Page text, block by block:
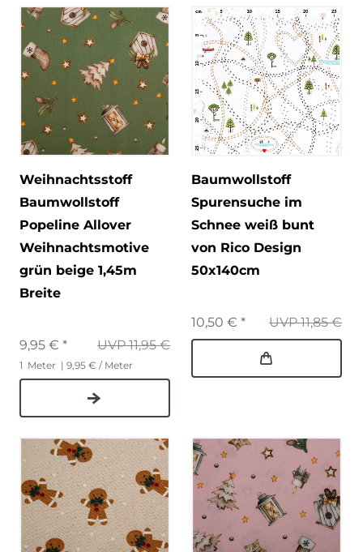
Weihnachtsstoff
Baumwollstoff
Popeline Allover
Weihnachtsmotive
grün beige 1,45m
Breite
UVP 11,95 €
9,95 € *
1 Meter | 9,95 € / Meter
Baumwollstoff
Spurensuche im
Schnee weiß bunt
von Rico Design
50x140cm
UVP 11,85 €
10,50 € *